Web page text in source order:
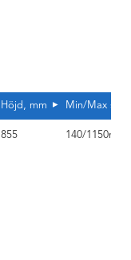
Höjd, mm Min/Max
855 140/1150mm